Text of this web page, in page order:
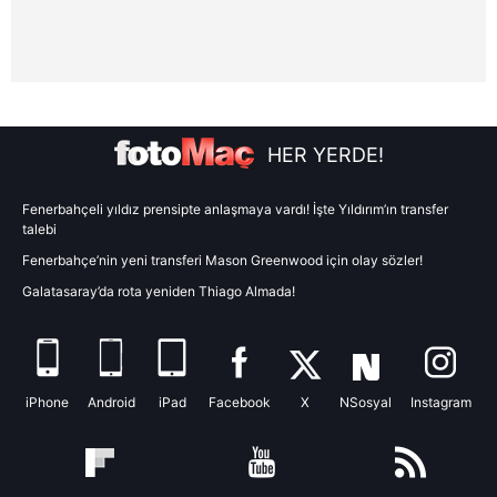
6698 sayılı Kişisel Verilerin Korunması Kanunu uyarınca
hazırlanmış Aydınlatma Metnimizi okumak ve sitemizde
almak için lütfentıklayınız.
HER YERDE!
Fenerbahçeli yıldız prensipte anlaşmaya vardı! İşte Yıldırım’ın transfer
talebi
Fenerbahçe’nin yeni transferi Mason Greenwood için olay sözler!
Galatasaray’da rota yeniden Thiago Almada!
iPhone Android iPad Facebook X NSosyal Instagram